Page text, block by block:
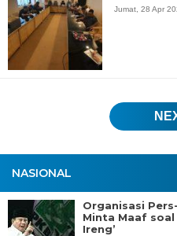
NASIONAL
Organisasi
Minta Maaf
Ireng’
Jumat, 28 Apr